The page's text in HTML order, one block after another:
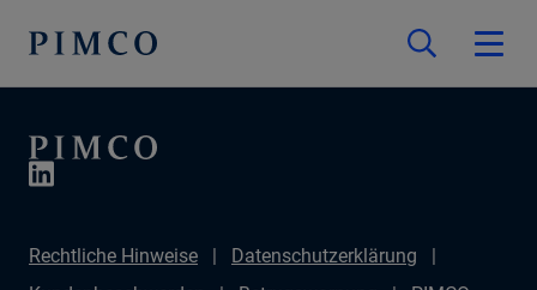
Rechtliche Hinweise
Datenschutzerklärung